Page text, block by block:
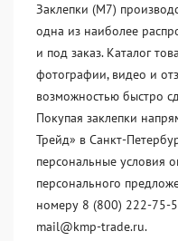
Заклепки (М7)
одна из наиболее
и под заказ. Каталог
фотографии, видео и
возможностью быстро
Покупая заклепки
Трейд» в Санкт-
персональные условия
персонального
номеру 8 (800) 222-75-
mail@kmp-trade.ru.